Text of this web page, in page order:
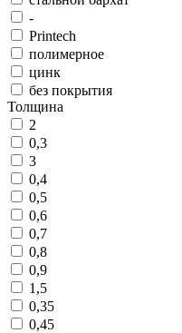
-
Printech
полимерное
цинк
без покрытия
Толщина
2
0,3
3
0,4
0,5
0,6
0,7
0,8
0,9
1,5
0,35
0,45